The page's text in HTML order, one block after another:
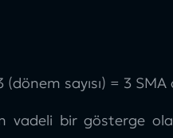
sayısı) = 3 SMA
vadeli bir gösterge